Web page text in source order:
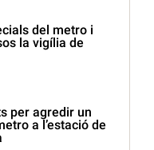
del metro i
la vigília de
per agredir un
a l’estació de